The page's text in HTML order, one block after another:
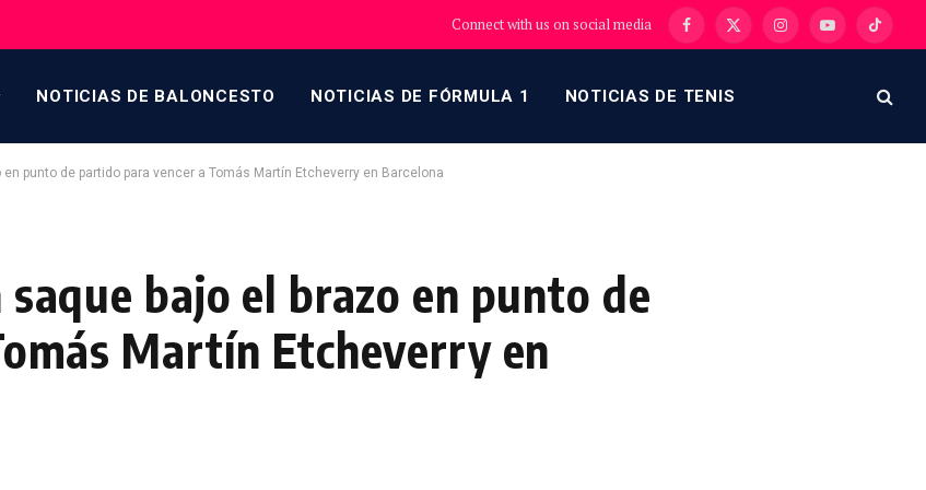
Connect with us on social media Facebook
X
InstagramYouTubeTikTok
NOTICIAS DE BALONCESTO NOTICIAS DE FÓRMULA 1 NOTICIAS DE TENIS
punto de partido para vencer a Tomás Martín Etcheverry en Barcelona
bajo el brazo en punto de
Martín Etcheverry en